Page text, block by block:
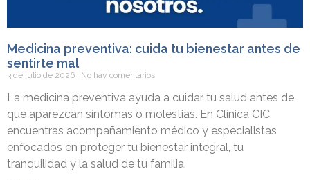
Medicina preventiva: cuida tu bienestar antes de
sentirte mal
3 de julio de 2026 No hay comentarios
La medicina preventiva ayuda a cuidar tu salud antes de
que aparezcan síntomas o molestias. En Clínica CIC
encuentras acompañamiento médico y especialistas
enfocados en proteger tu bienestar integral, tu
tranquilidad y la salud de tu familia.